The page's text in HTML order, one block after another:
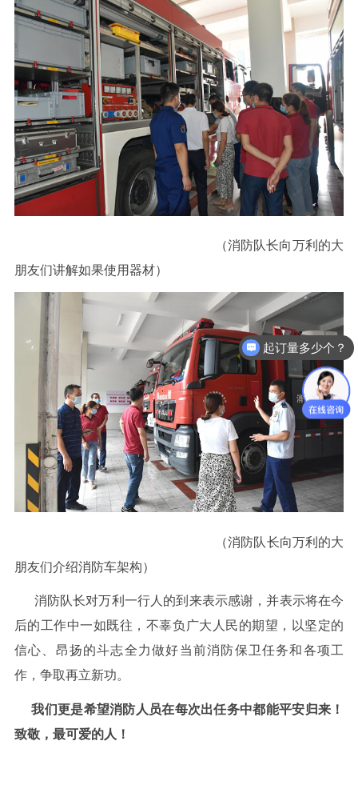
（消防队长向万利的大
朋友们讲解如果使用器材）
（消防队长向万利的大
朋友们介绍消防车架构）
消防队长对万利一行人的到来表示感谢，并表示将在今
后的工作中一如既往，不辜负广大人民的期望，以坚定的
信心、昂扬的斗志全力做好当前消防保卫任务和各项工
作，争取再立新功。
我们更是希望消防人员在每次出任务中都能平安归来！
致敬，最可爱的人！
起订量多少个？